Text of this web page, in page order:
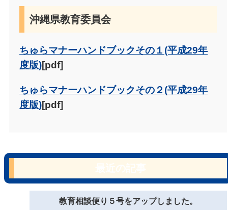
沖縄県教育委員会
ちゅらマナーハンドブックその１(平成29年
度版)[pdf]
ちゅらマナーハンドブックその２(平成29年
度版)[pdf]
教育相談便り５号をアップしました。